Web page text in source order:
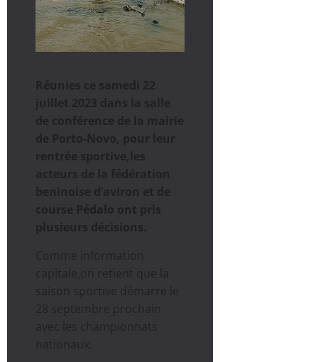
Réunies ce samedi 22
juillet 2023 dans la salle
de conférence de la mairie
de Porto-Novo, pour leur
rentrée sportive,les
acteurs de la fédération
beninoise d’aviron et de
course Pédalo ont pris
plusieurs décisions.
Comme information
capitale,on retient que la
saison sportive démarre le
28 septembre prochain
avec les championnats
nationaux.